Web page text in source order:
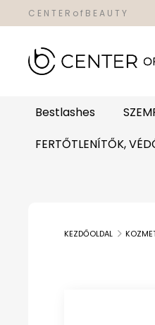
C E N T E R o f B E A U T Y
Bestlashes
FERTŐTLENÍTŐK,
KEZDŐOLDAL